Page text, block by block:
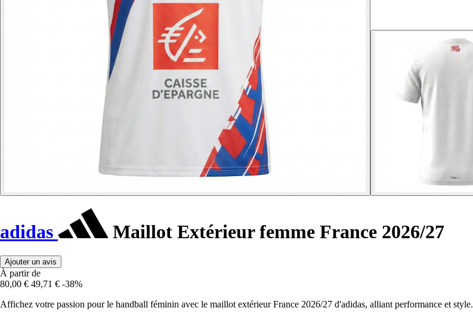
adidas Maillot Extérieur femme France 2026/27
Ajouter un avis
À partir de
80,00 € 49,71 € -38%
Affichez votre passion pour le handball féminin avec le maillot extérieur France 2026/27 d'adidas, alliant performance et style.